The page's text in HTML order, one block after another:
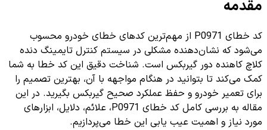
مقدمه
کد خطای P0971 از مهم‌ترین کدهای خطای خودرو محسوب
می‌شود که نشان‌دهنده مشکلی در سیستم کنترل تایمینگ دنده
کلاچ کاهنده دور گیربکس است. شناخت دقیق این کد خطا به شما
کمک می‌کند تا بتوانید در هنگام مواجهه با آن، بهترین تصمیم را
برای تعمیر خودرو و حفظ عملکرد صحیح گیربکس بگیرید. در این
مقاله به بررسی کامل کد خطای P0971، علائم، دلایل، ابزارهای
مورد نیاز و اهمیت عیب یابی این خطا می‌پردازیم.